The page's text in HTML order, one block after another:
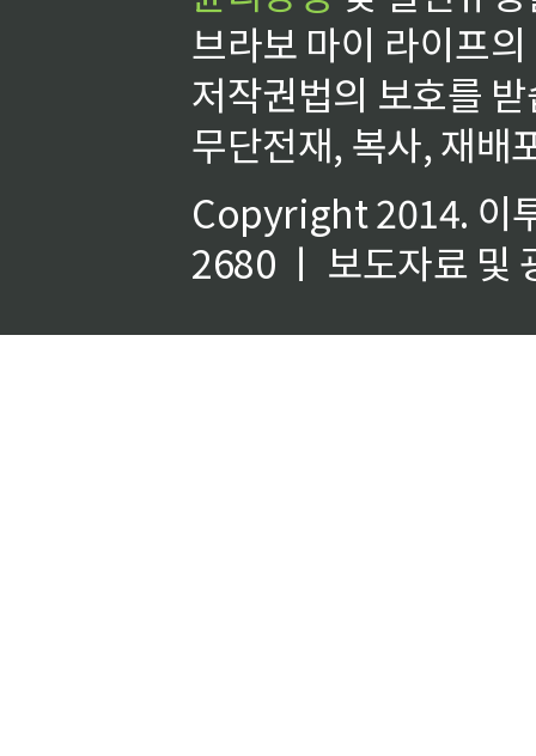
브라보 마이 라이프
저작권법의 보호를
무단전재, 복사, 재배
Copyright 2014. 이
2680 ㅣ 보도자료